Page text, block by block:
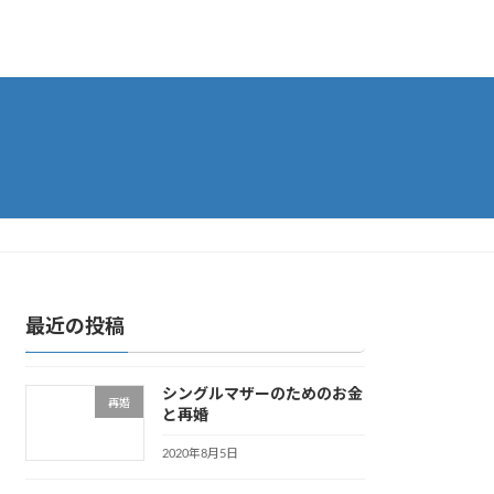
最近の投稿
再婚
シングルマザーのためのお金
と再婚
2020年8月5日